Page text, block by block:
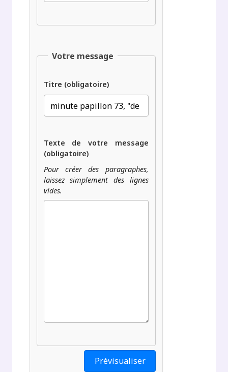
Votre message
Titre (obligatoire)
Texte de votre message
(obligatoire)
Pour créer des paragraphes,
laissez simplement des lignes
vides.